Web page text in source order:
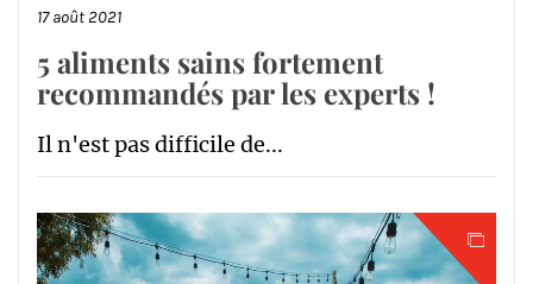
17 août 2021
5 aliments sains fortement
recommandés par les experts !
Il n'est pas difficile de...